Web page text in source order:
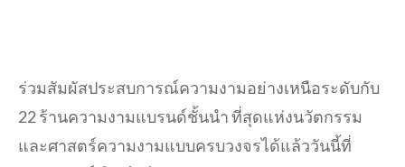
ร่วมสัมผัสประสบการณ์ความงามอย่างเหนือระดับกับ
22 ร้านความงามแบรนด์ชั้นนำ ที่สุดแห่งนวัตกรรม
และศาสตร์ความงามแบบครบวงจรได้แล้ววันนี้ที่